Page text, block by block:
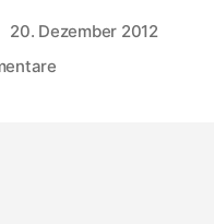
20. Dezember 2012
zu